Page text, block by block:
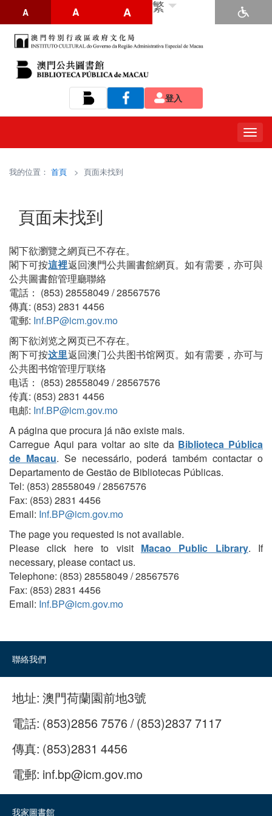
A A A 繁
登入
我的位置： 首頁 > 頁面未找到
頁面未找到
閣下欲瀏覽之網頁已不存在。
閣下可按這裡返回澳門公共圖書館網頁。如有需要，亦可與
公共圖書館管理廳聯絡
電話： (853) 28558049 / 28567576
傳真: (853) 2831 4456
電郵: Inf.BP@icm.gov.mo
阁下欲浏览之网页已不存在。
阁下可按这里返回澳门公共图书馆网页。如有需要，亦可与
公共图书馆管理厅联络
电话： (853) 28558049 / 28567576
传真: (853) 2831 4456
电邮: Inf.BP@icm.gov.mo
A página que procura já não existe mais.
Carregue Aqui para voltar ao site da Biblioteca Pública
de Macau. Se necessário, poderá também contactar o
Departamento de Gestão de Bibliotecas Públicas.
Tel: (853) 28558049 / 28567576
Fax: (853) 2831 4456
Email: Inf.BP@icm.gov.mo
The page you requested is not available.
Please click here to visit Macao Public Library. If
necessary, please contact us.
Telephone: (853) 28558049 / 28567576
Fax: (853) 2831 4456
Email: Inf.BP@icm.gov.mo
聯絡我們
地址: 澳門荷蘭園前地3號
電話: (853)2856 7576 / (853)2837 7117
傳真: (853)2831 4456
電郵: inf.bp@icm.gov.mo
我家圖書館